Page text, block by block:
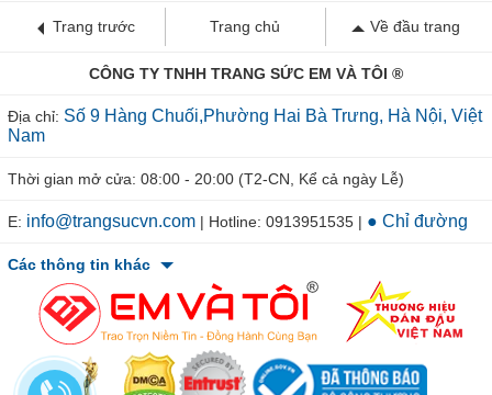
Trang trước Trang chủ Về đầu trang
CÔNG TY TNHH TRANG SỨC EM VÀ TÔI ®
Địa chỉ: Số 9 Hàng Chuối,Phường Hai Bà Trưng, Hà Nội, Việt
Nam
Thời gian mở cửa: 08:00 - 20:00 (T2-CN, Kể cả ngày Lễ)
E: info@trangsucvn.com | Hotline: 0913951535 | ● Chỉ đường
Các thông tin khác